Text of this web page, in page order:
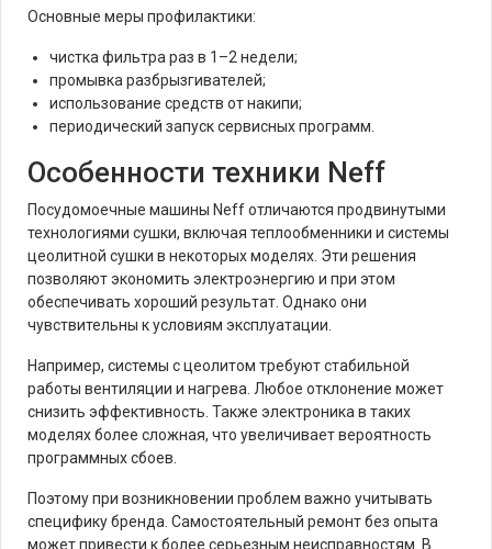
Основные меры профилактики:
чистка фильтра раз в 1–2 недели;
промывка разбрызгивателей;
использование средств от накипи;
периодический запуск сервисных программ.
Особенности техники Neff
Посудомоечные машины Neff отличаются продвинутыми
технологиями сушки, включая теплообменники и системы
цеолитной сушки в некоторых моделях. Эти решения
позволяют экономить электроэнергию и при этом
обеспечивать хороший результат. Однако они
чувствительны к условиям эксплуатации.
Например, системы с цеолитом требуют стабильной
работы вентиляции и нагрева. Любое отклонение может
снизить эффективность. Также электроника в таких
моделях более сложная, что увеличивает вероятность
программных сбоев.
Поэтому при возникновении проблем важно учитывать
специфику бренда. Самостоятельный ремонт без опыта
может привести к более серьезным неисправностям. В